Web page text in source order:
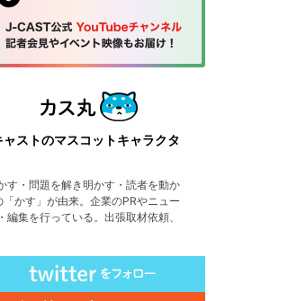
ャストのマスコットキャラクタ
す・問題を解き明かす・読者を動か
かす」が由来。企業のPRやニュー
編集を行っている。出張取材依頼、